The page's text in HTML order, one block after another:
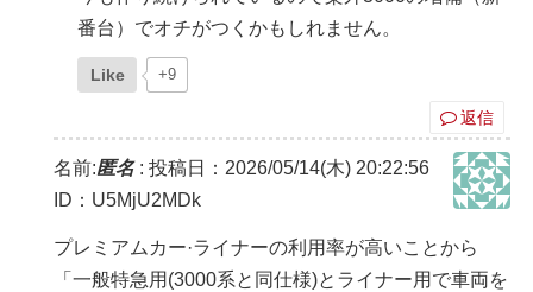
番台）でオチがつくかもしれません。
Like +9
返信
名前:匿名: 投稿日：2026/05/14(木) 20:22:56
ID：U5MjU2MDk
プレミアムカー·ライナーの利用率が高いことから
「一般特急用(3000系と同仕様)とライナー用で車両を